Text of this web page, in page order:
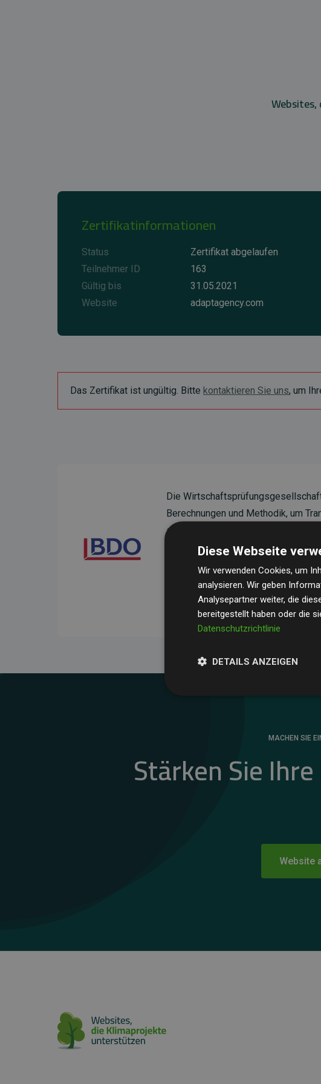
Zertifikatinformationen
Status
Zertifikat abgelaufen
Teilnehmer ID
163
Gültig bis
31.05.2021
Website
adaptagency.com
Das Zertifikat ist ungültig. Bitte kontaktieren Sie uns, um
Die
Berechnungen und Methodik, um
sicherzustellen.
Ihre Prüfungen belegen, dass
Durchschnitt200 % der
Websites kompensieren – ein
unseres Ansatzes.
MACHEN SIE
Stärken Sie
Website
Diese Webseite
Wir verwenden Cookies, um
analysieren. Wir geben
Analysepartner weiter, die
bereitgestellt haben oder die
Datenschutzrichtlinie
DETAILS ANZEIGEN